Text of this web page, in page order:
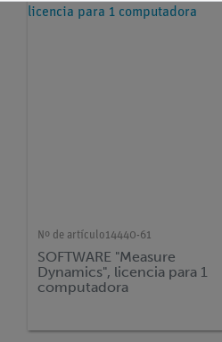
Nº de artículo14440-61
SOFTWARE "Measure
Dynamics", licencia para 1
computadora